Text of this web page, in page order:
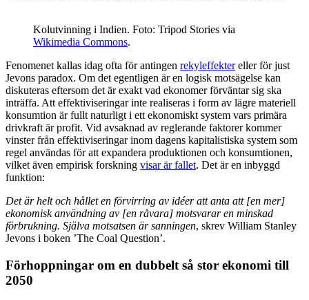
Kolutvinning i Indien. Foto: Tripod Stories via
Wikimedia Commons.
Fenomenet kallas idag ofta för antingen rekyleffekter eller för just
Jevons paradox. Om det egentligen är en logisk motsägelse kan
diskuteras eftersom det är exakt vad ekonomer förväntar sig ska
inträffa. Att effektiviseringar inte realiseras i form av lägre materiell
konsumtion är fullt naturligt i ett ekonomiskt system vars primära
drivkraft är profit. Vid avsaknad av reglerande faktorer kommer
vinster från effektiviseringar inom dagens kapitalistiska system som
regel användas för att expandera produktionen och konsumtionen,
vilket även empirisk forskning visar är fallet. Det är en inbyggd
funktion:
Det är helt och hållet en förvirring av idéer att anta att [en mer]
ekonomisk användning av [en råvara] motsvarar en minskad
förbrukning. Själva motsatsen är sanningen, skrev William Stanley
Jevons i boken ’The Coal Question’.
Förhoppningar om en dubbelt så stor ekonomi till
2050